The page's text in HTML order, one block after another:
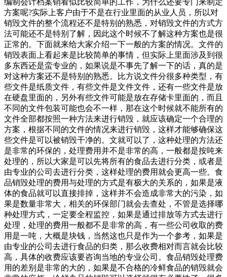
编制会计档案销看似比较简单的工作，为什么还要专门来制定
方案呢?实际上客户由于不是在行业里面的从业人员，所以对
销毁文件的整个流程还不是特别的熟悉，对销毁文件的方式方
法可能还不是特别了解，因此这个时候不了解这种方案也是很
正常的。下面就来给大家介绍一下一般的方案的情况。文件的
销毁表面上看起来是比较简单的事情，但实际上里面涉及到很
多东西还是蛮专业的，如果说是不事先了解一下的话，真的是
对这种方案还不是特别的熟悉。比方说文件分很多种类型，有
些文件是纸质文件，有些文件是文件文件，还有一些文件是放
在硬盘里面的，另外有些文件可能是放在存储卡里面的，而且
不同的文件包装可能也会不一样，那在这个时候就不能所有的
文件全部都按照一种方法来进行销毁，就应该确定一个合理的
方案，根据不同的文件的情况来进行销毁，这样才能够确保这
些文件是可以被销毁干净的。文就可以了，这种处理的方法还
是非常的环保的，处理费用并不是非常的高，一般都是按吨来
处理的，所以大家是可以先将所有的食品去进行分类，或者是
由专业的公司去进行分类，这样处理的费用就会更高一些。食
品销毁处理的费用与处理的方式是有极大的关系的，如果是液
体的食品就可以直接排掉，这样并不会造成非常大的污染，如
果是数量非常大，相关的环保部门就会去查处，不管是选择哪
种处理方式，一定要全程监控，如果是通过排放等方式去进行
处理，处理的费用一般都不是非常的高，有一些公司收取的费
用是一吨，大概是块钱，当然这也只是作为一个参考，如果是
由专业的公司去进行食品的归类，那么收费相对而言就会比较
高，具体的收费应该要咨询当地的专业公司。食品销毁处理费
用的差别是非常的大的，如果是不合格的冷鲜食品的销毁就会